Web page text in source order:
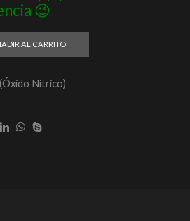
😉
AL CARRITO
Nítrico)